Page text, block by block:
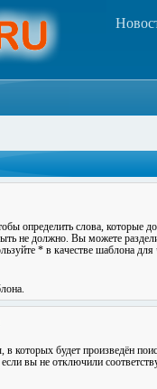
определить слова, которые
не должно. Вы можете
* в качестве шаблона для
которых будет произведён
если вы не отключили